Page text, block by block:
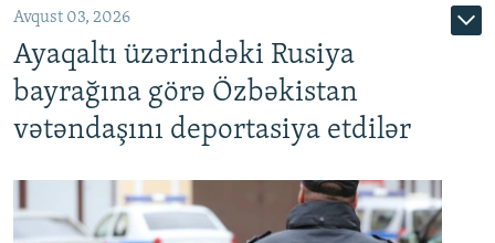
Avqust 03, 2026
Ayaqaltı üzərindəki Rusiya
bayrağına görə Özbəkistan
vətəndaşını deportasiya etdilər